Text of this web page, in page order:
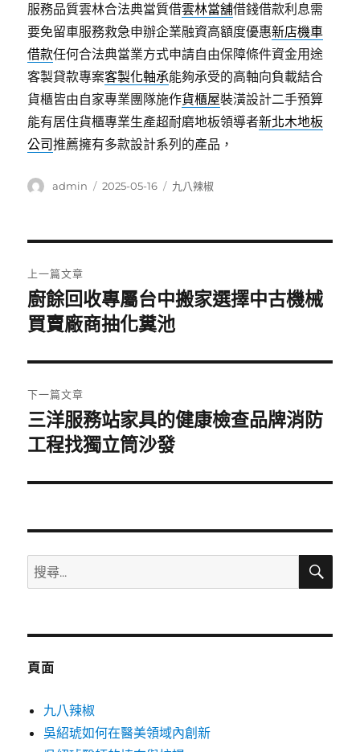
服務品質雲林合法典當質借雲林當舖借錢借款利息需
要免留車服務救急申辦企業融資高額度優惠新店機車
借款任何合法典當業方式申請自由保障條件資金用途
客製貸款專案客製化軸承能夠承受的高軸向負載結合
貨櫃皆由自家專業團隊施作貨櫃屋裝潢設計二手預算
能有居住貨櫃專業生產超耐磨地板領導者新北木地板
公司推薦擁有多款設計系列的產品，
作
admin
發
2025-05-16
分
九八辣椒
章
導
覽
上一篇文章
上
一
文
章:
廚餘回收專屬台中搬家選擇中古機械
買賣廠商抽化糞池
下一篇文章
下
一
文
三洋服務站家具的健康檢查品牌消防
工程找獨立筒沙發
搜
尋
鍵
搜
頁面
九八辣椒
吳紹琥如何在醫美領域內創新